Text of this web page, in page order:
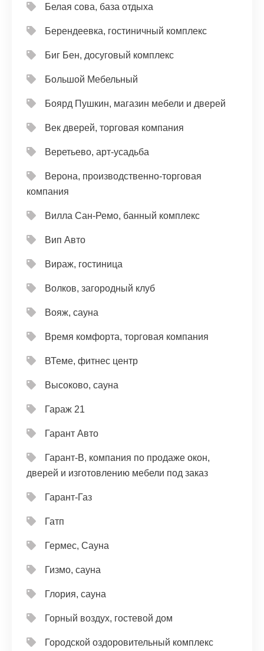
Белая сова, база отдыха
Берендеевка, гостиничный комплекс
Биг Бен, досуговый комплекс
Большой Мебельный
Боярд Пушкин, магазин мебели и дверей
Век дверей, торговая компания
Веретьево, арт-усадьба
Верона, производственно-торговая
компания
Вилла Сан-Ремо, банный комплекс
Вип Авто
Вираж, гостиница
Волков, загородный клуб
Вояж, сауна
Время комфорта, торговая компания
ВТеме, фитнес центр
Высоково, сауна
Гараж 21
Гарант Авто
Гарант-В, компания по продаже окон,
дверей и изготовлению мебели под заказ
Гарант-Газ
Гатп
Гермес, Сауна
Гизмо, сауна
Глория, сауна
Горный воздух, гостевой дом
Городской оздоровительный комплекс